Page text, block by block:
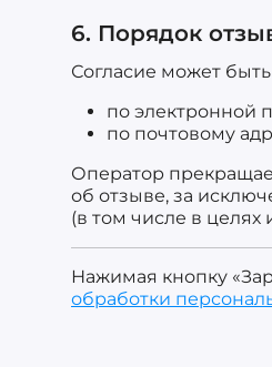
6. Порядок
Согласие может
по электронной
по почтовому
Оператор
об отзыве, за
(в том числе в целях
Нажимая кнопку
обработки